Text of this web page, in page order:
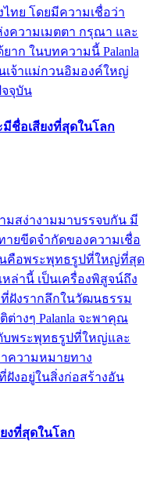
ทย โดยมีความเชื่อว่า
ความเมตตา กรุณา และ
าก ในบทความนี้ Palanla
เจ้าแม่กวนอิมองค์ใหญ่
จุบัน
ชื่อเสียงที่สุดในโลก
สง่างามมาบรรจบกัน มี
ายขีดจำกัดของความเชื่อ
คือพระพุทธรูปที่ใหญ่ที่สุด
ล่านี้ เป็นเครื่องพิสูจน์ถึง
ฝังรากลึกในวัฒนธรรม
างๆ Palanla จะพาคุณ
บพระพุทธรูปที่ใหญ่และ
ความหมายทาง
งอยู่ในสิ่งก่อสร้างอัน
งที่สุดในโลก